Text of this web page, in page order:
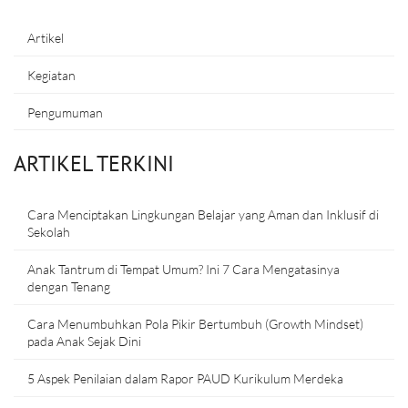
Artikel
Kegiatan
Pengumuman
ARTIKEL TERKINI
Cara Menciptakan Lingkungan Belajar yang Aman dan Inklusif di
Sekolah
Anak Tantrum di Tempat Umum? Ini 7 Cara Mengatasinya
dengan Tenang
Cara Menumbuhkan Pola Pikir Bertumbuh (Growth Mindset)
pada Anak Sejak Dini
5 Aspek Penilaian dalam Rapor PAUD Kurikulum Merdeka